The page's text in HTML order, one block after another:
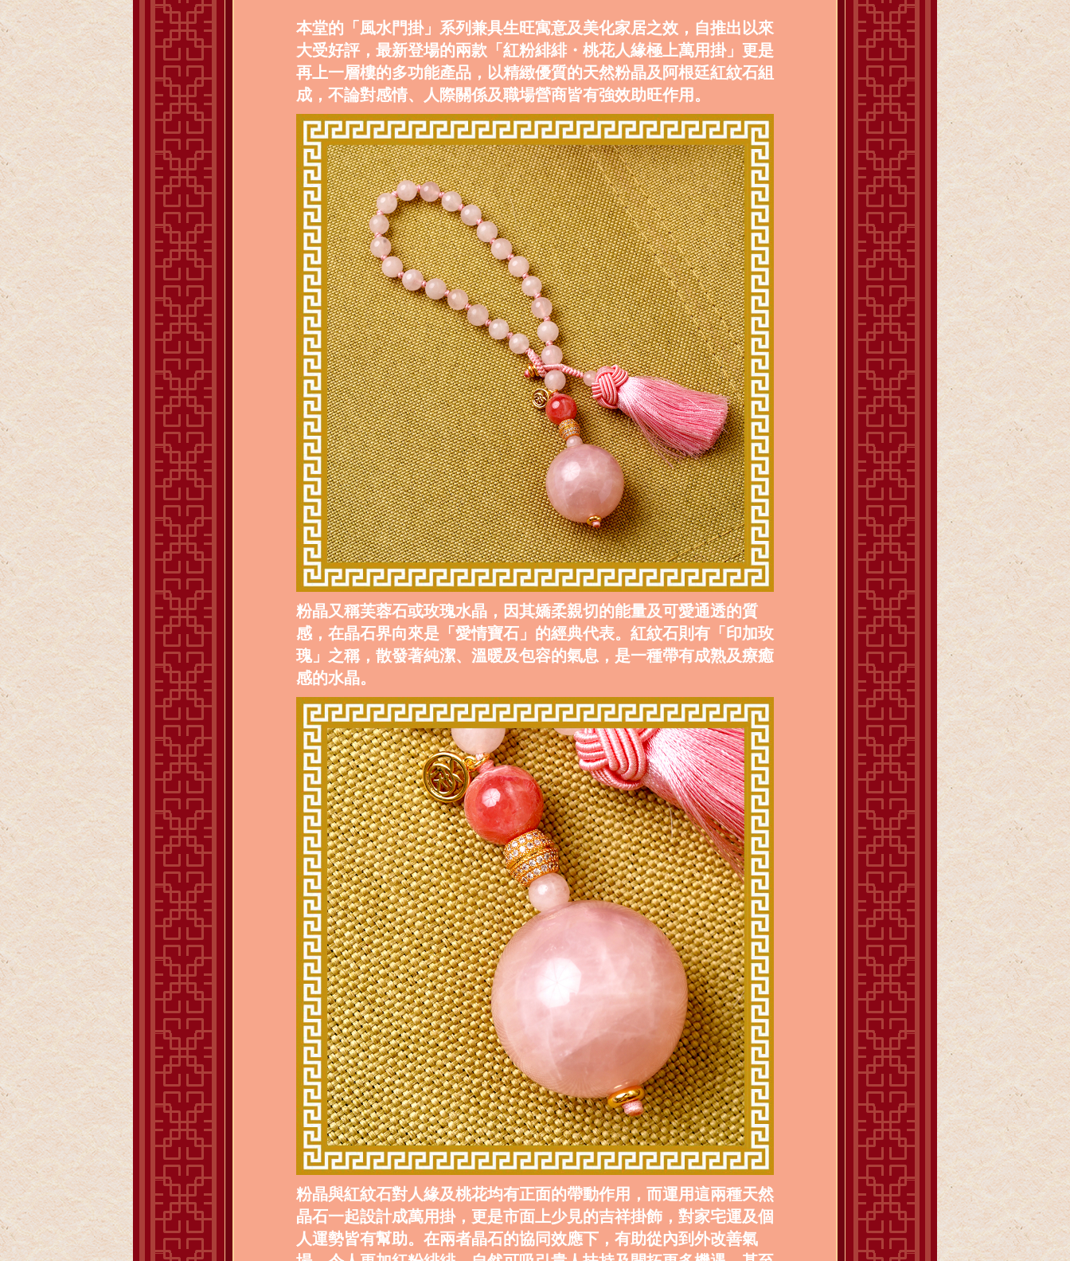
本堂的「風水門掛」系列兼具生旺寓意及美化家居之效，自推出以來
大受好評，最新登場的兩款「紅粉緋緋・桃花人緣極上萬用掛」更是
再上一層樓的多功能產品，以精緻優質的天然粉晶及阿根廷紅紋石組
成，不論對感情、人際關係及職場營商皆有強效助旺作用。
粉晶又稱芙蓉石或玫瑰水晶，因其嬌柔親切的能量及可愛通透的質
感，在晶石界向來是「愛情寶石」的經典代表。紅紋石則有「印加玫
瑰」之稱，散發著純潔、溫暖及包容的氣息，是一種帶有成熟及療癒
感的水晶。
粉晶與紅紋石對人緣及桃花均有正面的帶動作用，而運用這兩種天然
晶石一起設計成萬用掛，更是市面上少見的吉祥掛飾，對家宅運及個
人運勢皆有幫助。在兩者晶石的協同效應下，有助從內到外改善氣